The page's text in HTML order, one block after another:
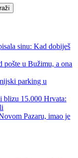
sinu: Kad dobiješ
pošte u Bužimu, a ona
parking u
blizu 15.000 Hrvata:
Pazaru, imao je